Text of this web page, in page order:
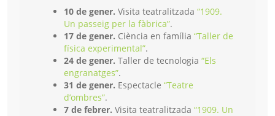
10 de gener. Visita teatralitzada “1909.
Un passeig per la fàbrica”.
17 de gener. Ciència en família “Taller de
física experimental”.
24 de gener. Taller de tecnologia “Els
engranatges”.
31 de gener. Espectacle “Teatre
d’ombres”.
7 de febrer. Visita teatralitzada “1909. Un